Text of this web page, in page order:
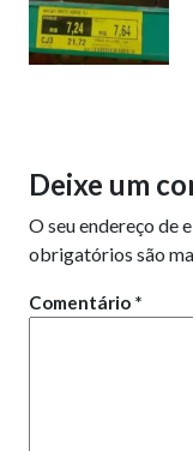
Deixe um
O seu endereço de
obrigatórios são
Comentário *